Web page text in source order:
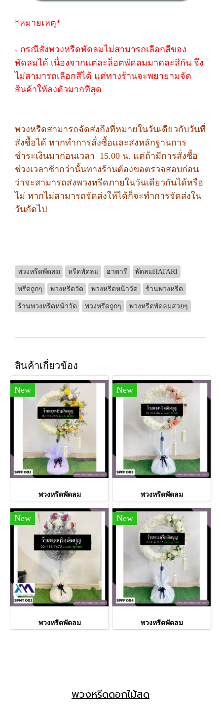
*หมายเหตุ*
- กรณีสั่งพวงหรีดพัดลมไม่สามารถเลือกสีของ
พัดลมได้ เนื่องจากแต่ละล็อตพัดลมมาคละสีกัน จึง
ไม่สามารถเลือกสีได้ แต่ทางร้านจะพยายามจัด
สินค้าให้ลงตัวมากที่สุด
พวงหรีดสามารถจัดส่งถึงที่หมายในวันเดียวกับวันที่
สั่งซื้อได้ หากทำการสั่งซื้อและส่งหลักฐานการ
ชำระเงินมาก่อนเวลา 15.00 น. แต่ถ้ามีการสั่งซื้อ
ช่วงเวลาช้ากว่านั้นทางร้านต้องขอตรวจสอบก่อน
ว่าจะสามารถส่งพวงหรีดภายในวันเดียวกันได้หรือ
ไม่ หากไม่สามารถจัดส่งให้ได้ก็จะทำการจัดส่งใน
วันถัดไป
พวงหรีดพัดลม หรีดพัดลม ฮาตารี พัดลมHATARI
หรีดถูกๆ พวงหรีดวัด พวงหรีดหน้าวัด ร้านพวงหรีด
ร้านพวงหรีดหน้าวัด พวงหรีดถูกๆ พวงหรีดพัดลมสวยๆ
สินค้าเกี่ยวข้อง
New
พวงหรีดพัดลม
New
พวงหรีดพัดลม
New
พวงหรีดพัดลม
New
พวงหรีดพัดลม
พวงหรีดดอกไม้สด